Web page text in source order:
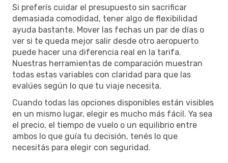
Si preferís cuidar el presupuesto sin sacrificar
demasiada comodidad, tener algo de flexibilidad
ayuda bastante. Mover las fechas un par de días o
ver si te queda mejor salir desde otro aeropuerto
puede hacer una diferencia real en la tarifa.
Nuestras herramientas de comparación muestran
todas estas variables con claridad para que las
evalúes según lo que tu viaje necesita.
Cuando todas las opciones disponibles están visibles
en un mismo lugar, elegir es mucho más fácil. Ya sea
el precio, el tiempo de vuelo o un equilibrio entre
ambos lo que guía tu decisión, tenés lo que
necesitás para elegir con seguridad.